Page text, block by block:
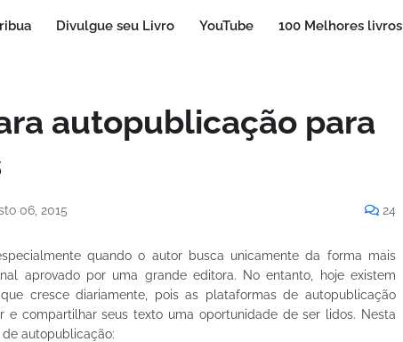
Divulgue seu Livro YouTube 100 Melhores livros
autopublicação para
06, 2015 24
quando o autor busca unicamente da forma mais
aprovado por uma grande editora. No entanto, hoje existem
cresce diariamente, pois as plataformas de autopublicação
e compartilhar seus texto uma oportunidade de ser lidos. Nesta
autopublicação: